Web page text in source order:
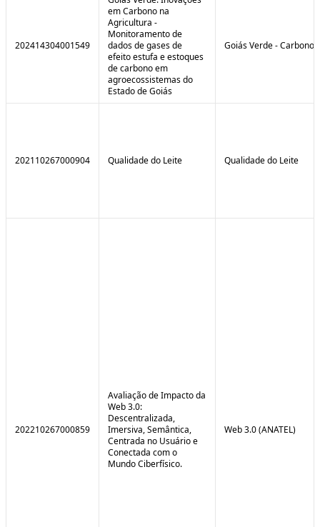
202414304001549
em Carbono na
Agricultura -
Monitoramento de
dados de gases de
efeito estufa e estoques
de carbono em
agroecossistemas do
Estado de Goiás
Goiás Verde - Carbono
202110267000904 Qualidade do Leite Qualidade do Leite
202210267000859
Avaliação de Impacto da
Web 3.0:
Descentralizada,
Imersiva, Semântica,
Centrada no Usuário e
Conectada com o
Mundo Ciberfísico.
Web 3.0 (ANATEL)